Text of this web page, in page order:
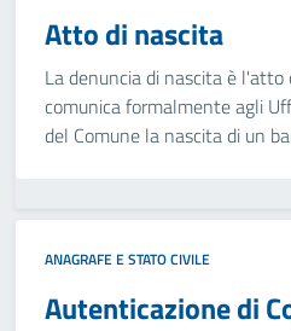
Atto di nascita
La denuncia di nascita è l'atto
comunica formalmente agli
del Comune la nascita di un
ANAGRAFE E STATO CIVILE
Autenticazione di